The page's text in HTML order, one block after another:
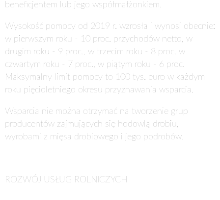
beneficjentem lub jego współmałżonkiem.
Wysokość pomocy od 2019 r. wzrosła i wynosi obecnie:
w pierwszym roku - 10 proc. przychodów netto, w
drugim roku - 9 proc., w trzecim roku - 8 proc. w
czwartym roku - 7 proc., w piątym roku - 6 proc.
Maksymalny limit pomocy to 100 tys. euro w każdym
roku pięcioletniego okresu przyznawania wsparcia.
Wsparcia nie można otrzymać na tworzenie grup
producentów zajmujących się hodowlą drobiu,
wyrobami z mięsa drobiowego i jego podrobów.
ROZWÓJ USŁUG ROLNICZYCH